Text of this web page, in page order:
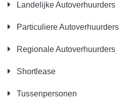
Landelijke Autoverhuurders
Particuliere Autoverhuurders
Regionale Autoverhuurders
Shortlease
Tussenpersonen